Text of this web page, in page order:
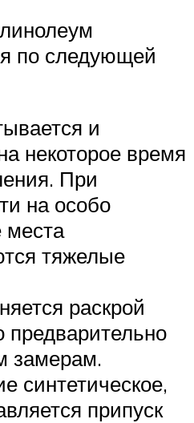
по следующей
и
некоторое время
При
на особо
тяжелые
раскрой
предварительно
замерам.
синтетическое,
припуск